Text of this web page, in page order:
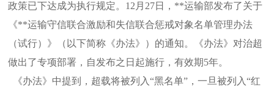
政策已下达成为执行规定。12月27日，**运输部发布了关于
《**运输守信联合激励和失信联合惩戒对象名单管理办法
（试行）》（以下简称《办法》）的通知。《办法》对治超
做出了专项部署，自发布之日起施行，有效期5年。
《办法》中提到，超载将被列入“黑名单”，一旦被列入“红